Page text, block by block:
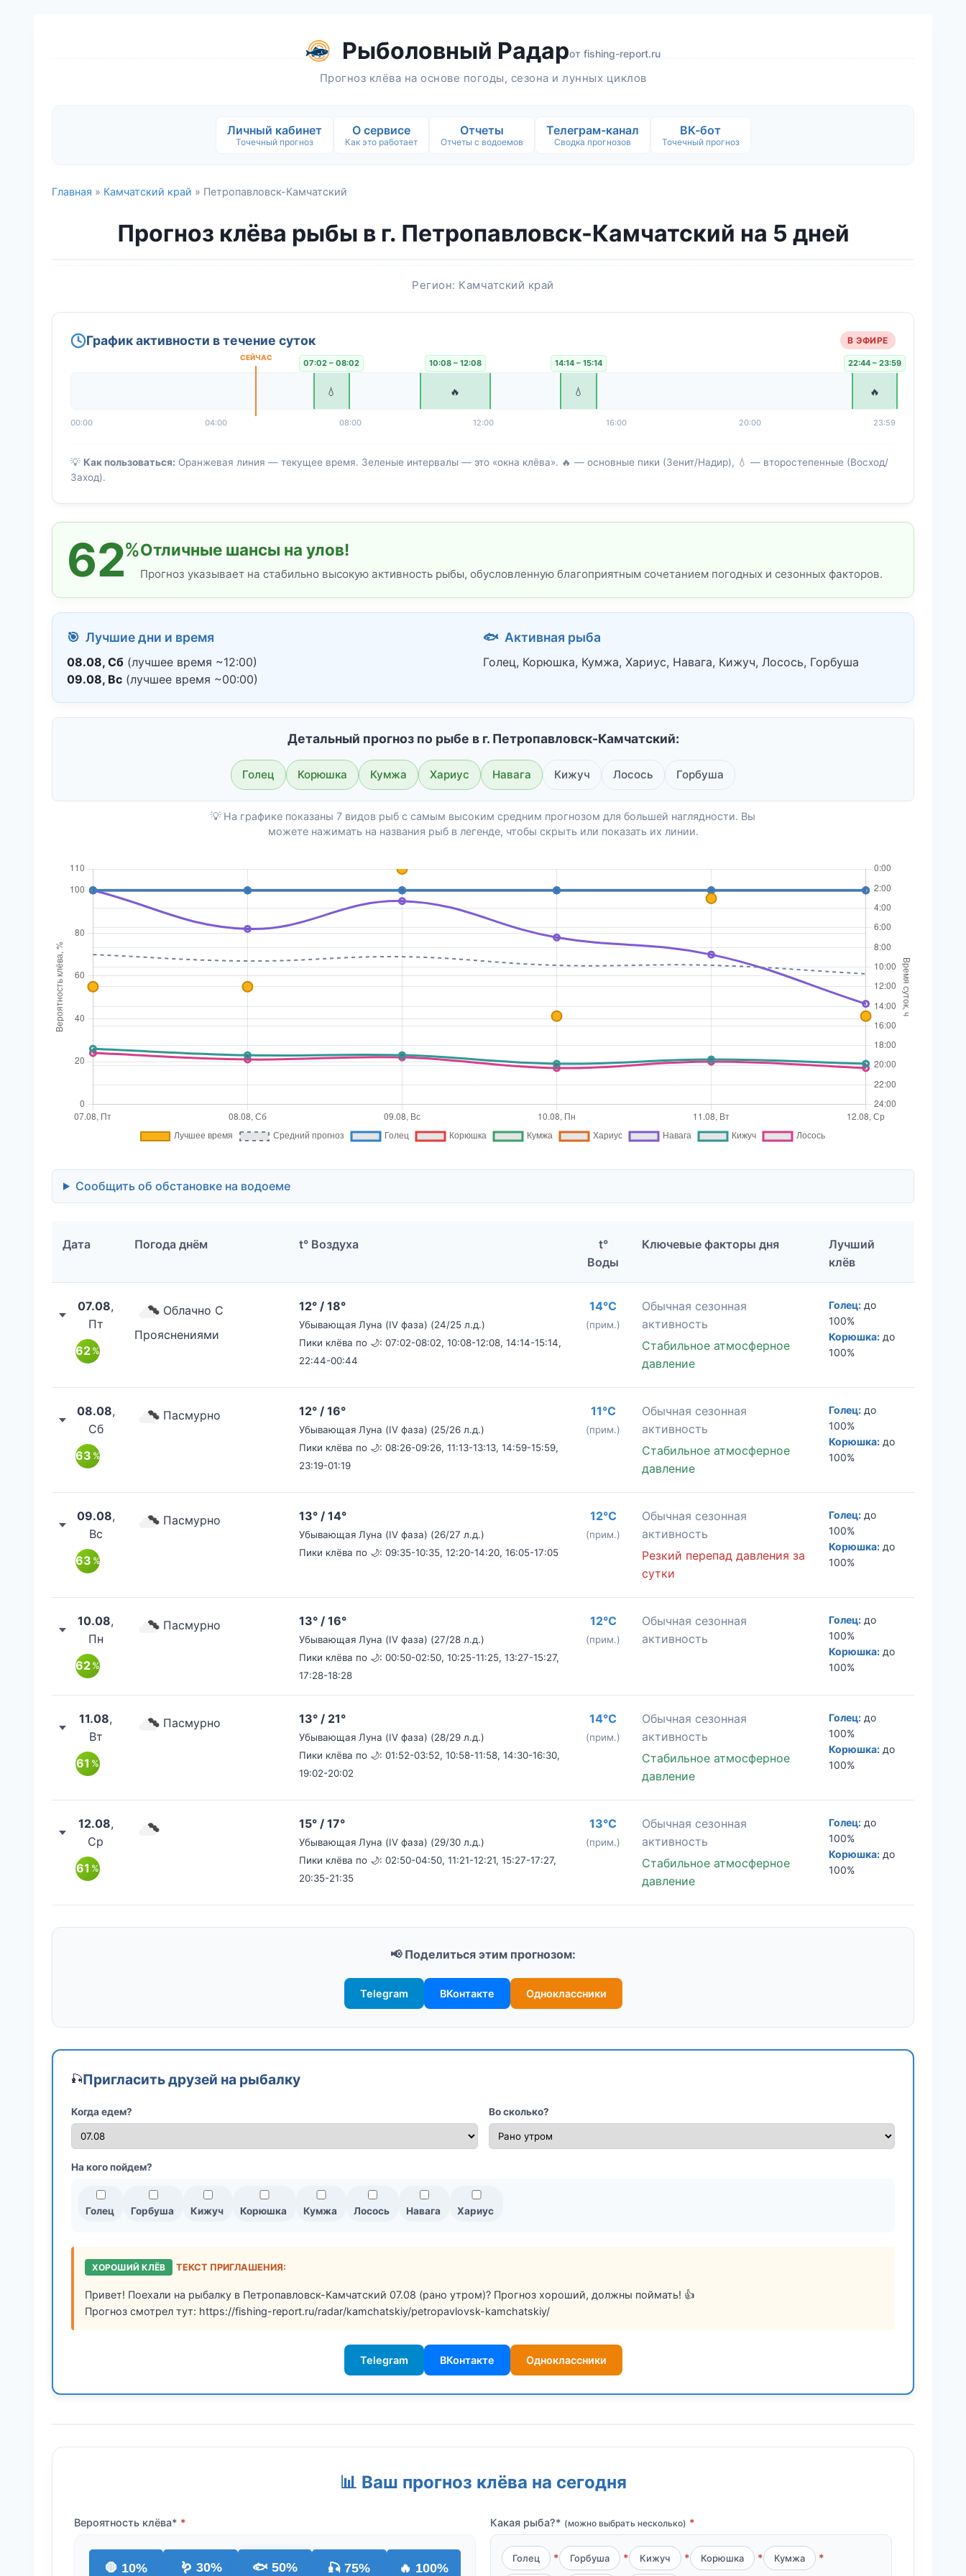
Рыболовный Радарот fishing-report.ru
Прогноз клёва на основе погоды, сезона и лунных циклов
Личный кабинет
Точечный прогноз
О сервисе
Как это работает
Отчеты
Отчеты с водоемов
Телеграм-канал
Сводка прогнозов
ВК-бот
Точечный прогноз
Главная » Камчатский край » Петропавловск-Камчатский
Прогноз клёва рыбы в г. Петропавловск-Камчатский на 5 дней
Регион: Камчатский край
График активности в течение суток В ЭФИРЕ
22:44 – 23:59
🔥
10:08 – 12:08
🔥
14:14 – 15:14
💧
07:02 – 08:02
💧
00:00 04:00 08:00 12:00 16:00 20:00 23:59
💡 Как пользоваться: Оранжевая линия — текущее время. Зеленые интервалы — это «окна клёва». 🔥 — основные пики (Зенит/Надир), 💧 — второстепенные (Восход/
Заход).
62%Отличные шансы на улов!
Прогноз указывает на стабильно высокую активность рыбы, обусловленную благоприятным сочетанием погодных и сезонных факторов.
🎯 Лучшие дни и время
08.08, Сб (лучшее время ~12:00)
09.08, Вс (лучшее время ~00:00)
🐟 Активная рыба
Голец, Корюшка, Кумжа, Хариус, Навага, Кижуч, Лосось, Горбуша
Детальный прогноз по рыбе в г. Петропавловск-Камчатский:
Голец Корюшка Кумжа Хариус Навага Кижуч Лосось Горбуша
💡 На графике показаны 7 видов рыб с самым высоким средним прогнозом для большей наглядности. Вы
можете нажимать на названия рыб в легенде, чтобы скрыть или показать их линии.
Сообщить об обстановке на водоеме
Дата Погода днём t° Воздуха
t°
Воды
Ключевые факторы дня
Лучший
клёв
07.08,
Пт
62 %
Облачно С
Прояснениями
12° / 18°
Убывающая Луна (IV фаза) (24/25 л.д.)
Пики клёва по 🌙: 07:02-08:02, 10:08-12:08, 14:14-15:14,
22:44-00:44
14°C
(прим.)
Обычная сезонная
активность
Стабильное атмосферное
давление
Голец: до
100%
Корюшка: до
100%
08.08,
Сб
63 %
Пасмурно 12° / 16°
Убывающая Луна (IV фаза) (25/26 л.д.)
Пики клёва по 🌙: 08:26-09:26, 11:13-13:13, 14:59-15:59,
23:19-01:19
11°C
(прим.)
Обычная сезонная
активность
Стабильное атмосферное
давление
Голец: до
100%
Корюшка: до
100%
09.08,
Вс
63 %
Пасмурно 13° / 14°
Убывающая Луна (IV фаза) (26/27 л.д.)
Пики клёва по 🌙: 09:35-10:35, 12:20-14:20, 16:05-17:05
12°C
(прим.)
Обычная сезонная
активность
Резкий перепад давления за
сутки
Голец: до
100%
Корюшка: до
100%
10.08,
Пн
62 %
Пасмурно 13° / 16°
Убывающая Луна (IV фаза) (27/28 л.д.)
Пики клёва по 🌙: 00:50-02:50, 10:25-11:25, 13:27-15:27,
17:28-18:28
12°C
(прим.)
Обычная сезонная
активность
Голец: до
100%
Корюшка: до
100%
11.08,
Вт
61 %
Пасмурно 13° / 21°
Убывающая Луна (IV фаза) (28/29 л.д.)
Пики клёва по 🌙: 01:52-03:52, 10:58-11:58, 14:30-16:30,
19:02-20:02
14°C
(прим.)
Обычная сезонная
активность
Стабильное атмосферное
давление
Голец: до
100%
Корюшка: до
100%
12.08,
Ср
61 %
15° / 17°
Убывающая Луна (IV фаза) (29/30 л.д.)
Пики клёва по 🌙: 02:50-04:50, 11:21-12:21, 15:27-17:27,
20:35-21:35
13°C
(прим.)
Обычная сезонная
активность
Стабильное атмосферное
давление
Голец: до
100%
Корюшка: до
100%
📢 Поделиться этим прогнозом:
Telegram ВКонтакте Одноклассники
🎣Пригласить друзей на рыбалку
Когда едем? Во сколько?
На кого пойдем?
Голец Горбуша Кижуч Корюшка Кумжа Лосось Навага Хариус
ХОРОШИЙ КЛЁВ ТЕКСТ ПРИГЛАШЕНИЯ:
Привет! Поехали на рыбалку в Петропавловск-Камчатский 07.08 (рано утром)? Прогноз хороший, должны поймать! 👍
Прогноз смотрел тут: https://fishing-report.ru/radar/kamchatskiy/petropavlovsk-kamchatskiy/
Telegram ВКонтакте Одноклассники
📊 Ваш прогноз клёва на сегодня
Вероятность клёва*
🛑 10% 🪱 30% 🐟 50% 🎣 75% 🔥 100%
Какая рыба?* (можно выбрать несколько)
Голец Горбуша Кижуч Корюшка Кумжа